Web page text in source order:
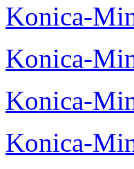
Konica-
Konica-
Konica-
Konica-